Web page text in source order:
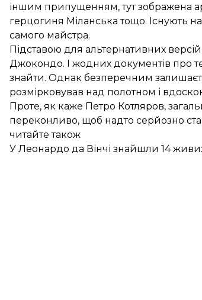
іншим припущенням, тут зображена
герцогиня Міланська тощо. Існують
самого майстра.
Підставою для альтернативних
Джокондо. І жодних документів про
знайти. Однак безперечним
розмірковував над полотном і
Проте, як каже Петро Котляров,
переконливо, щоб надто серйозно
читайте також
У Леонардо да Вінчі знайшли 14 живих